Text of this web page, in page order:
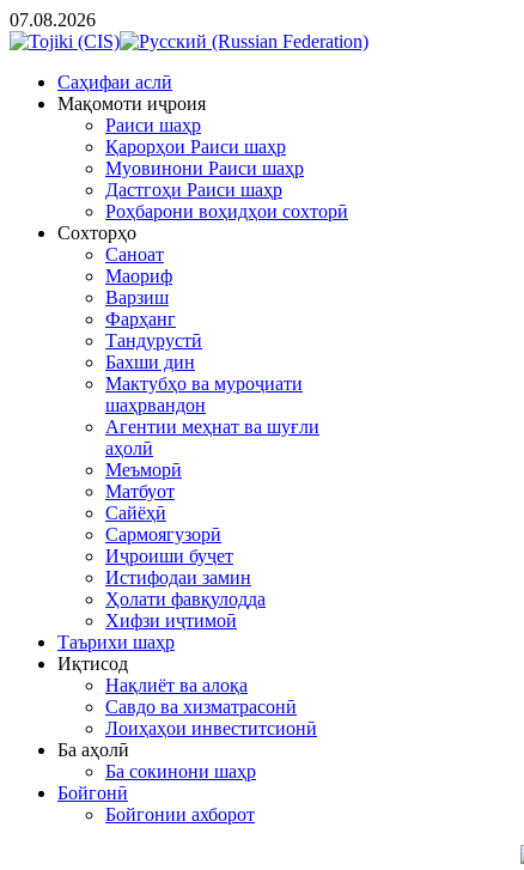
07.08.2026
Cаҳифаи аслӣ
Мақомоти иҷроия
Раиси шаҳр
Қарорҳои Раиси шаҳр
Муовинони Раиси шаҳр
Дастгоҳи Раиси шаҳр
Роҳбарони воҳидҳои сохторӣ
Сохторҳо
Саноат
Маориф
Варзиш
Фарҳанг
Тандурустӣ
Бахши дин
Мактубҳо ва муроҷиати
шаҳрвандон
Агентии меҳнат ва шуғли
аҳолӣ
Меъморӣ
Матбуот
Сайёҳӣ
Сармоягузорӣ
Иҷроиши буҷет
Истифодаи замин
Ҳолати фавқулодда
Хифзи иҷтимоӣ
Таърихи шаҳр
Иқтисод
Нақлиёт ва алоқа
Савдо ва хизматрасонӣ
Лоиҳаҳои инвеститсионӣ
Ба аҳолӣ
Ба сокинони шаҳр
Бойгонӣ
Бойгонии ахборот